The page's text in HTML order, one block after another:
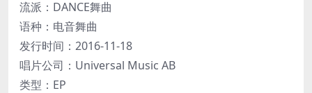
流派：DANCE舞曲
语种：电音舞曲
发行时间：2016-11-18
唱片公司：Universal Music AB
类型：EP